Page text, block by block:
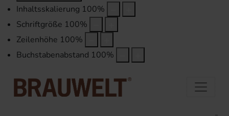
Inhaltsskalierung 100%
Schriftgröße 100%
Zeilenhöhe 100%
Buchstabenabstand 100%